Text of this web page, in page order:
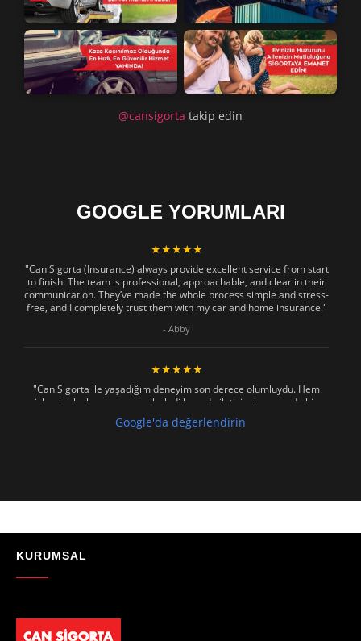
@cansigorta takip edin
GOOGLE YORUMLARI
★★★★★
"Can Sigorta (Insurance) always provide excellent service from start
to finish. The team is professional, approachable, and clear in their
communication. They’ve made the whole process simple and stress-
free, and I completely trust them with my car and home insurance."
- Abby
★★★★★
"Can Sigorta ile yaşadığım deneyim son derece olumluydu. Hem
işlemler hızlı ve sorunsuz ilerledi hem de iletişim konusunda hiç
zorlanmadım. Aradığımda ya da mesaj attığımda hemen dönüş
sağladılar, her soruma sabırla ve açıklayıcı bir şekilde yanıt verdiler.
"Absolutelly the best at the TRNC. Highly recommeded !!! Thank You
Google'da değerlendirin
KURUMSAL